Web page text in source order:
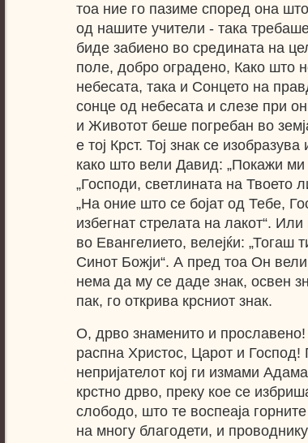
тоа ние го пазиме според она
од нашите учители - така
биде забиено во средината на
поле, добро оградено, Како што
небесата, така и Сонцето на
сонце од небесата и слезе при
и Животот беше погребан во
е тој Крст. Тој знак се
како што вели Давид: „Покажи ми
„Господи, светлината на Твоето
„На оние што се бојат од Тебе,
избегнат стрелата на лакот“.
во Евангелието, велејќи: „Тогаш
Синот Божји“. А пред тоа Он
нема да му се даде знак, освен
пак, го открива крсниот знак.
О, дрво знаменито и
распна Христос, Царот и
непријателот кој ги измами
крстно дрво, преку кое се
слободо, што те воспеаја
на многу благодети, и